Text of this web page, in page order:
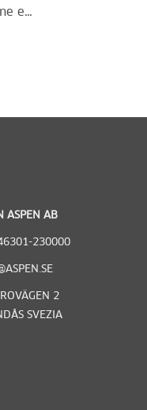
e…
ASPEN AB
230000
2
SVEZIA